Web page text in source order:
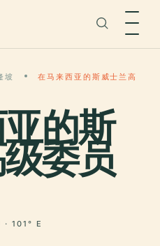
坡
在马来西亚的斯威士兰高
的斯
委员
· 101° E